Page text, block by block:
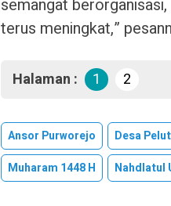
semangat
terus meningkat,”
Halaman : 1 2
Ansor Purworejo Desa
Muharam 1448 H
Nahdlatul